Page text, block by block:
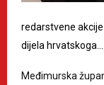
redarstvene
dijela hrvatskoga…
Međimurska